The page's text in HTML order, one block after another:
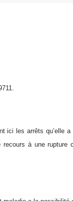
ici les arrêts qu’elle
recours à une